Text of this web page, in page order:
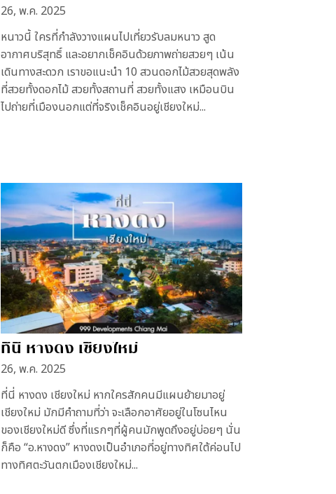
26, พ.ค. 2025
หนาวนี้ ใครที่กำลังวางแผนไปเที่ยวรับลมหนาว สูด
อากาศบริสุทธิ์ และอยากเช็คอินด้วยภาพถ่ายสวยๆ เน้น
เดินทางสะดวก เราขอแนะนำ 10 สวนดอกไม้สวยสุดพลัง
ที่สวยทั้งดอกไม้ สวยทั้งสถานที่ สวยทั้งแสง เหมือนบิน
ไปถ่ายที่เมืองนอกแต่ที่จริงเช็คอินอยู่เชียงใหม่...
ที่นี่ หางดง เชียงใหม่
26, พ.ค. 2025
ที่นี่ หางดง เชียงใหม่ หากใครสักคนมีแผนย้ายมาอยู่
เชียงใหม่ มักมีคำถามที่ว่า จะเลือกอาศัยอยู่ในโซนไหน
ของเชียงใหม่ดี ซึ่งที่แรกๆที่ผู้คนมักพูดถึงอยู่บ่อยๆ นั่น
ก็คือ “อ.หางดง” หางดงเป็นอำเภอที่อยู่ทางทิศใต้ค่อนไป
ทางทิศตะวันตกเมืองเชียงใหม่...